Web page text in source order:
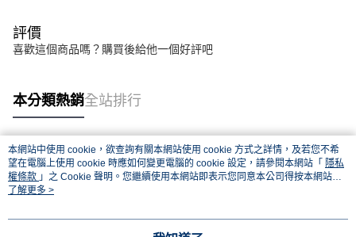
評價
喜歡這個商品嗎？購買後給他一個好評吧
本分類熱銷全站排行
熱門標籤
本網站中使用 cookie，欲查詢有關本網站使用 cookie 方式之詳情，及若您不希
望在電腦上使用 cookie 時應如何變更電腦的 cookie 設定，請參閱本網站「 隱私
權條款 」之 Cookie 聲明。您繼續使用本網站即表示您同意本公司得按本網站使
用條款之 Cookie 聲明使用 cookie。
了解更多 >